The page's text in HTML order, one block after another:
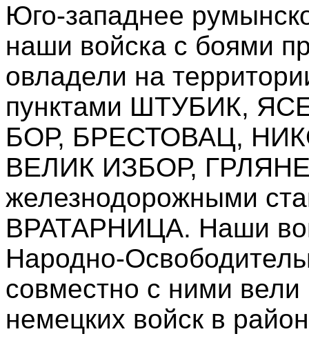
Юго-западнее
наши войска с боями
овладели на
пунктами ШТУБИК,
БОР, БРЕСТОВАЦ,
ВЕЛИК ИЗБОР,
железнодорожными
ВРАТАРНИЦА. Наши
Народно-
совместно с ними
немецких войск в